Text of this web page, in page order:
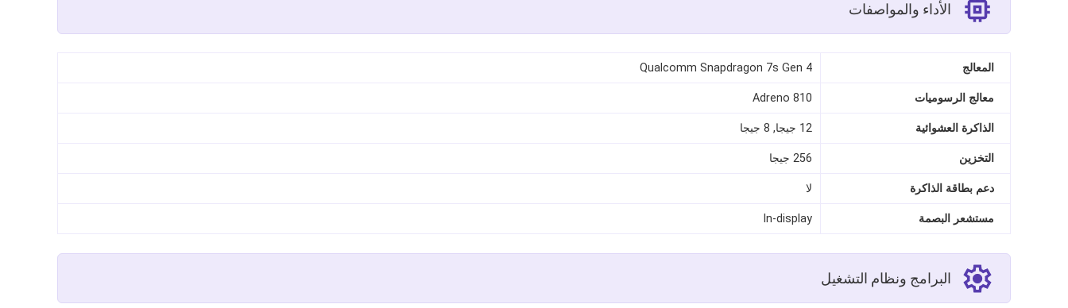
الأداء والمواصفات
المعالج Qualcomm Snapdragon 7s Gen 4
معالج الرسوميات Adreno 810
الذاكرة العشوائية 12 جيجا, 8 جيجا
التخزين 256 جيجا
دعم بطاقة الذاكرة لا
مستشعر البصمة In-display
البرامج ونظام التشغيل